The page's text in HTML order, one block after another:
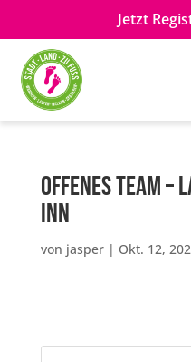
Jetzt
Offenes Team
Inn
von jasper| Okt. 12,